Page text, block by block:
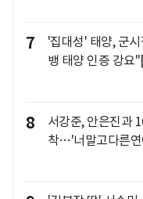
7
'집대성' 태양, 군
뱅 태양 인증 강요
8
서강준, 안은진과
착…'너말고다른연